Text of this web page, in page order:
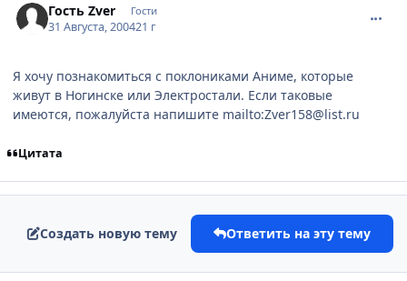
Гость Zver Гости
31 Августа, 200421 г
Я хочу познакомиться с поклониками Аниме, которые
живут в Ногинске или Электростали. Если таковые
имеются, пожалуйста напишите mailto:Zver158@list.ru
Цитата
Создать новую тему Ответить на эту тему